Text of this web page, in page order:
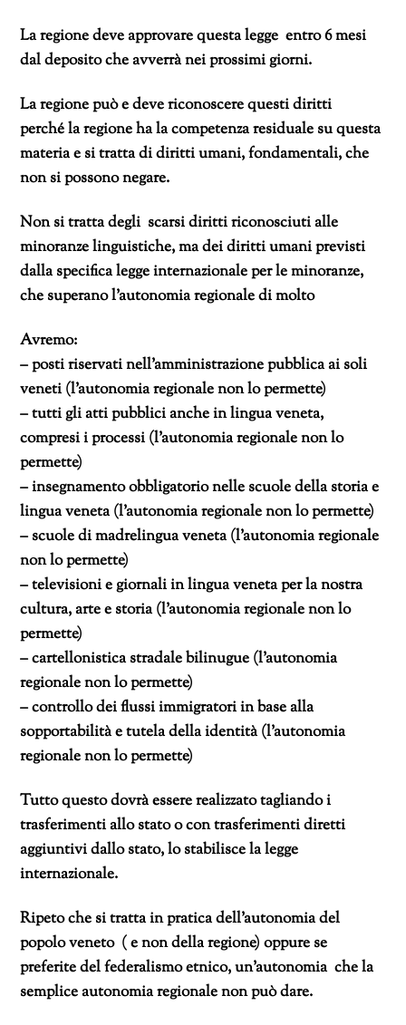
La regione deve approvare questa legge entro 6 mesi
dal deposito che avverrà nei prossimi giorni.
La regione può e deve riconoscere questi diritti
perchéla regione ha la competenza residuale su questa
materia e si tratta di diritti umani, fondamentali, che
non si possono negare.
Non si tratta degli scarsi diritti riconosciuti alle
minoranze linguistiche, ma deidiritti umaniprevisti
dalla specifica legge internazionale per le minoranze,
che superano l’autonomia regionale di molto
Avremo:
– posti riservati nell’amministrazione pubblica ai soli
veneti (l’autonomia regionale non lo permette)
– tutti gli atti pubblici anche in lingua veneta,
compresi i processi (l’autonomia regionale non lo
permette)
– insegnamento obbligatorio nelle scuole della storia e
lingua veneta (l’autonomia regionale non lo permette)
– scuole di madrelingua veneta (l’autonomia regionale
non lo permette)
– televisioni e giornali in lingua veneta per la nostra
cultura, arte e storia (l’autonomia regionale non lo
permette)
– cartellonistica stradale bilinugue (l’autonomia
regionale non lo permette)
– controllo dei flussi immigratori in base alla
sopportabilità e tutela della identità (l’autonomia
regionale non lo permette)
Tutto questo dovrà essere realizzato tagliando i
trasferimenti allo stato o con trasferimenti diretti
aggiuntivi dallo stato, lo stabilisce la legge
internazionale.
Ripeto che si tratta in pratica dell’autonomia del
popolo veneto ( e non della regione) oppure se
preferite delfederalismo etnico, un’autonomia che la
semplice autonomia regionale non può dare.